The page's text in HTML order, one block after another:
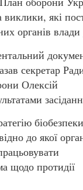
виклики, які
органів влади
секретар
Олексій
до якої
щодо протидії